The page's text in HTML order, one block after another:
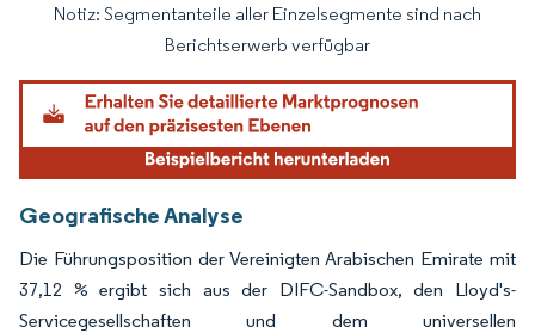
Bild © Mordor Intelligence. Wiederverwendung erfordert Namensnennung
Notiz: Segmentanteile aller Einzelsegmente sind nach
Berichtserwerb verfügbar
Geografische Analyse
Die Führungsposition der Vereinigten Arabischen Emirate mit
37,12 % ergibt sich aus der DIFC-Sandbox, den Lloyd's-
Servicegesellschaften und dem universellen